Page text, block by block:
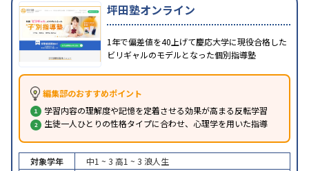
坪田塾オンライン
1年で偏差値を40上げて慶応大学に現役合格した
ビリギャルのモデルとなった個別指導塾
編集部のおすすめポイント
学習内容の理解度や記憶を定着させる効果が高まる反転学習
生徒一人ひとりの性格タイプに合わせ、心理学を用いた指導
対象学年 中1 ~ 3 高1 ~ 3 浪人生